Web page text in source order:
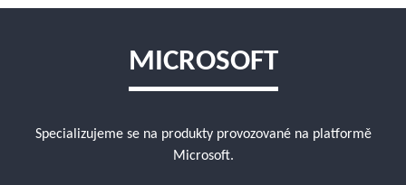
MICROSOFT
Specializujeme se na produkty provozované na platformě
Microsoft.